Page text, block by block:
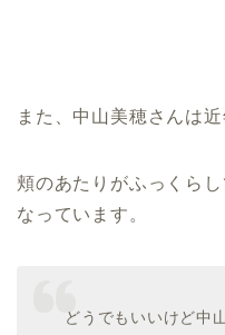
また、中山美穂さんは近
頬のあたりがふっくら
なっています。
どうでもいいけど中